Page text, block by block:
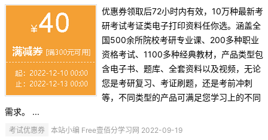
优惠券领取后72小时内有效，10万种最新考
研考试考证类电子打印资料任你选。涵盖全
国500余所院校考研专业课、200多种职业
资格考试、1100多种经典教材，产品类型包
含电子书、题库、全套资料以及视频，无论
您是考研复习、考证刷题，还是考前冲刺
等，不同类型的产品可满足您学习上的不同
需求。 ...
考试优惠券 本站小编 Free壹佰分学习网 2022-09-19